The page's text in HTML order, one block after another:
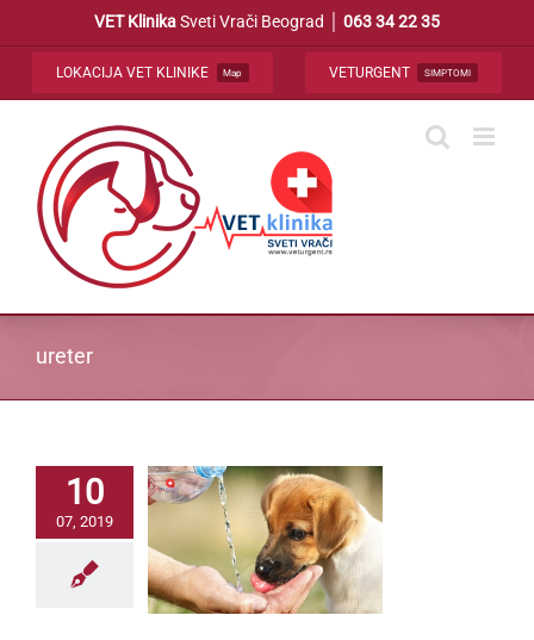
VET KlinikaSveti Vrači Beograd │ 063 34 22 35
LOKACIJA VET KLINIKE Map VETURGENT SIMPTOMI
ureter
10
07, 2019